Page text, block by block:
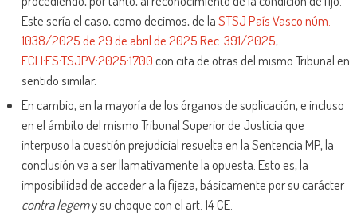
Este sería el caso, como decimos, de laSTSJ País Vasco núm.
1038/2025 de 29 de abril de 2025 Rec. 391/2025,
ECLI:ES:TSJPV:2025:1700con cita de otras del mismo Tribunal en
sentido similar.
En cambio, en la mayoría de los órganos de suplicación, e incluso
en el ámbito del mismo Tribunal Superior de Justicia que
interpuso la cuestión prejudicial resuelta en la Sentencia MP, la
conclusión va a ser llamativamente la opuesta. Esto es, la
imposibilidad de acceder a la fijeza, básicamente por su carácter
contra legemy su choque con el art. 14 CE.